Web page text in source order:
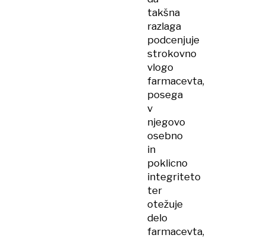
takšna
razlaga
podcenjuje
strokovno
vlogo
farmacevta,
posega
v
njegovo
osebno
in
poklicno
integriteto
ter
otežuje
delo
farmacevta,